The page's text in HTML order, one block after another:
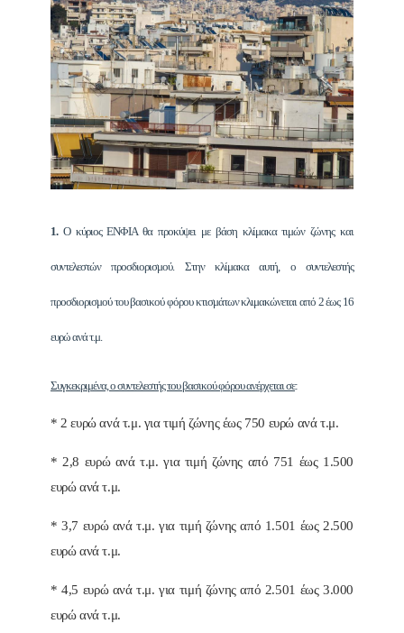
1.Ο κύριος ΕΝΦΙΑ θα προκύψει με βάση κλίμακα τιμών ζώνης και
συντελεστών προσδιορισμού. Στην κλίμακα αυτή, ο συντελεστής
προσδιορισμού του βασικού φόρου κτισμάτων κλιμακώνεται από 2 έως 16
ευρώ ανά τ.μ.
Συγκεκριμένα, ο συντελεστής του βασικού φόρου ανέρχεται σε:
* 2 ευρώ ανά τ.μ. για τιμή ζώνης έως 750 ευρώ ανά τ.μ.
* 2,8 ευρώ ανά τ.μ. για τιμή ζώνης από 751 έως 1.500
ευρώ ανά τ.μ.
* 3,7 ευρώ ανά τ.μ. για τιμή ζώνης από 1.501 έως 2.500
ευρώ ανά τ.μ.
* 4,5 ευρώ ανά τ.μ. για τιμή ζώνης από 2.501 έως 3.000
ευρώ ανά τ.μ.